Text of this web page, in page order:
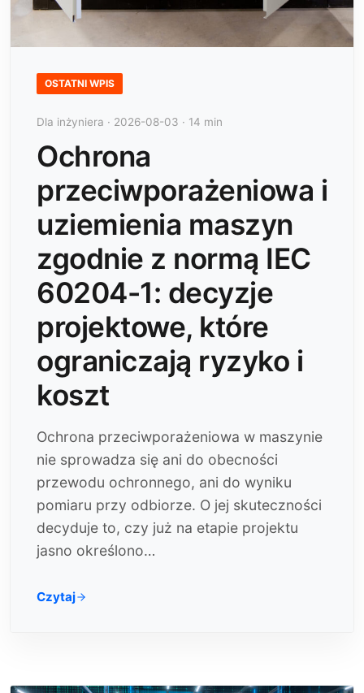
OSTATNI WPIS
Dla inżyniera · 2026-08-03 · 14 min
Ochrona
przeciwporażeniowa i
uziemienia maszyn
zgodnie z normą IEC
60204-1: decyzje
projektowe, które
ograniczają ryzyko i
koszt
Ochrona przeciwporażeniowa w maszynie
nie sprowadza się ani do obecności
przewodu ochronnego, ani do wyniku
pomiaru przy odbiorze. O jej skuteczności
decyduje to, czy już na etapie projektu
jasno określono…
Czytaj